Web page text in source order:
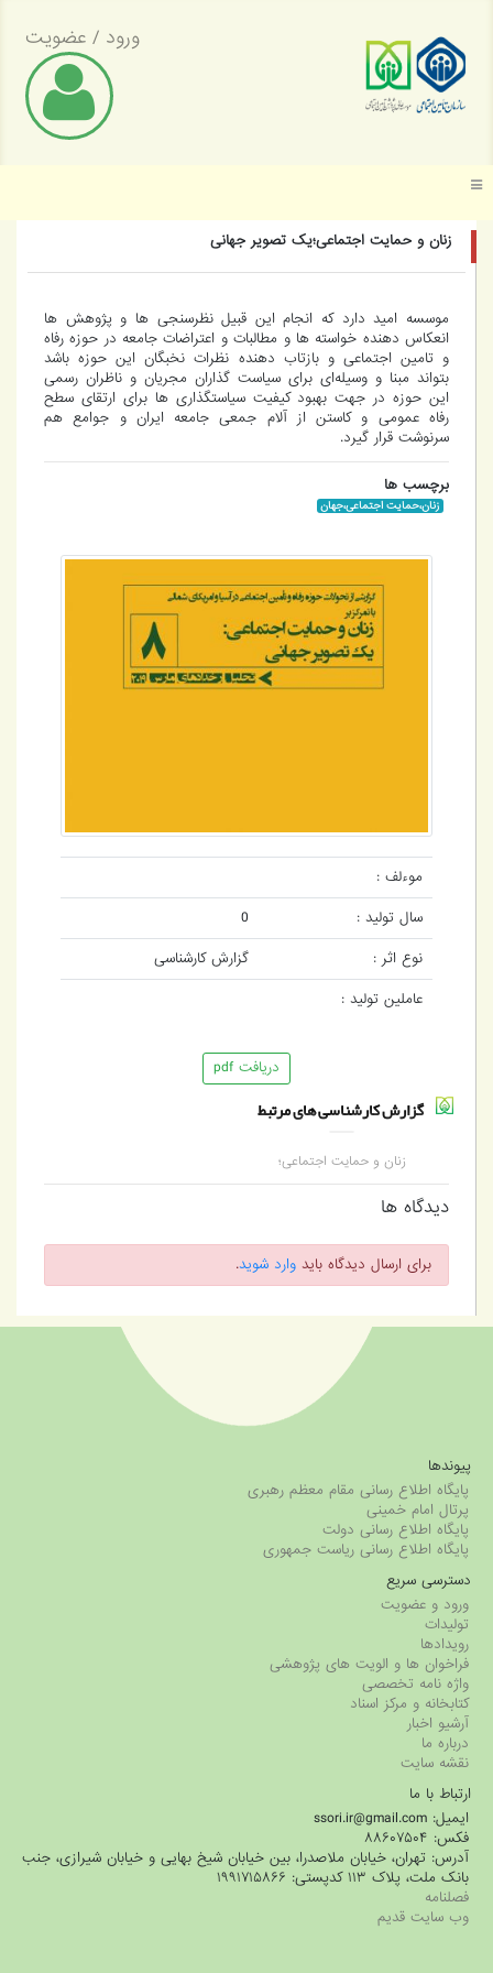
موسسه عالی پژوهش تأمین اجتماعی
ورود/عضویت
زنان و حمایت اجتماعی؛یک تصویر جهانی
موسسه امید دارد که انجام این قبیل نظرسنجی ها و پژوهش ها
انعکاس دهنده خواسته ها و مطالبات و اعتراضات جامعه در حوزه رفاه
و تامین اجتماعی و بازتاب دهنده نظرات نخبگان این حوزه باشد
بتواند مبنا و وسیله‌ای برای سیاست گذاران مجریان و ناظران رسمی
این حوزه در جهت بهبود کیفیت سیاستگذاری ها برای ارتقای سطح
رفاه عمومی و کاستن از آلام جمعی جامعه ایران و جوامع هم
سرنوشت قرار گیرد.
برچسب ها
زنان،حمایت اجتماعی،جهان
موءلف :
سال تولید :
نوع اثر :
گزارش کارشناسی
عاملین تولید :
دریافت pdf
گزارش کارشناسی های مرتبط
زنان و حمایت اجتماعی؛
یک تصویر جهانی
دیدگاه ها
برای ارسال دیدگاه بایدوارد شوید.
پیوندها
پایگاه اطلاع رسانی مقام معظم رهبری
پرتال امام خمینی
پایگاه اطلاع رسانی دولت
پایگاه اطلاع رسانی ریاست جمهوری
دسترسی سریع
ورود و عضویت
تولیدات
رویدادها
فراخوان ها و الویت های پژوهشی
واژه نامه تخصصی
کتابخانه و مرکز اسناد
آرشیو اخبار
درباره ما
نقشه سایت
ارتباط با ما
ایمیل: ssori.ir@gmail.com
فکس: ۸۸۶۰۷۵۰۴
آدرس: تهران، خیابان ملاصدرا، بین خیابان شیخ بهایی و خیابان شیرازی، جنب
بانک ملت، پلاک ۱۱۳ کدپستی: ۱۹۹۱۷۱۵۸۶۶
فصلنامه
وب سایت قدیم